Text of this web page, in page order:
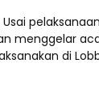
Usai
menggelar
di